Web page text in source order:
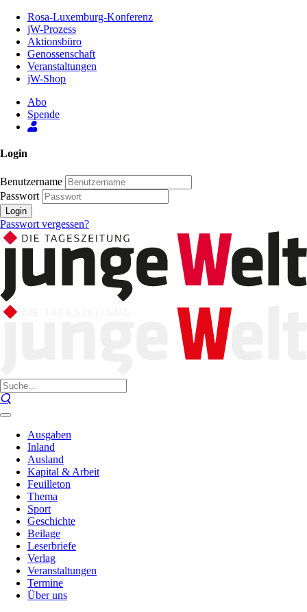
Inhalt
Seite
Rosa-Luxemburg-Konferenz
jW-Prozess
Aktionsbüro
Genossenschaft
Veranstaltungen
jW-Shop
Abo
Spende
Login
Benutzername
Passwort
Login
Passwort vergessen?
Ausgaben
Inland
Ausland
Kapital & Arbeit
Feuilleton
Thema
Sport
Geschichte
Beilage
Leserbriefe
Verlag
Veranstaltungen
Termine
Über uns